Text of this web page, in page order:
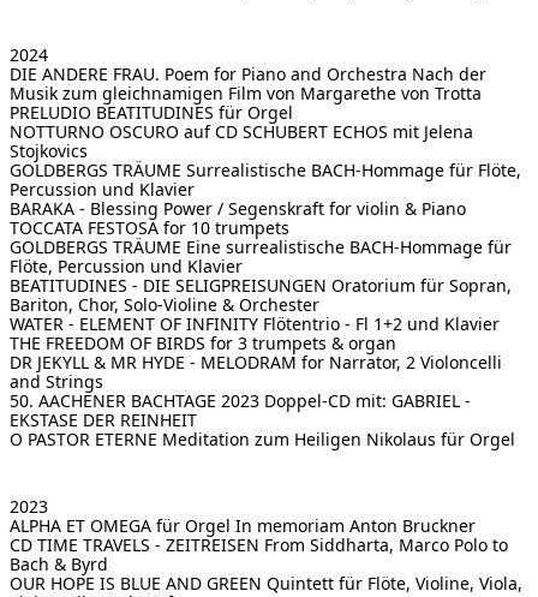
2024
DIE ANDERE FRAU. Poem for Piano and Orchestra Nach der
Musik zum gleichnamigen Film von Margarethe von Trotta
PRELUDIO BEATITUDINES für Orgel
NOTTURNO OSCURO auf CD SCHUBERT ECHOS mit Jelena
Stojkovics
GOLDBERGS TRÄUME Surrealistische BACH-Hommage für Flöte,
Percussion und Klavier
BARAKA - Blessing Power / Segenskraft for violin & Piano
TOCCATA FESTOSA for 10 trumpets
GOLDBERGS TRÄUME Eine surrealistische BACH-Hommage für
Flöte, Percussion und Klavier
BEATITUDINES - DIE SELIGPREISUNGEN Oratorium für Sopran,
Bariton, Chor, Solo-Violine & Orchester
WATER - ELEMENT OF INFINITY Flötentrio - Fl 1+2 und Klavier
THE FREEDOM OF BIRDS for 3 trumpets & organ
DR JEKYLL & MR HYDE - MELODRAM for Narrator, 2 Violoncelli
and Strings
50. AACHENER BACHTAGE 2023 Doppel-CD mit: GABRIEL -
EKSTASE DER REINHEIT
O PASTOR ETERNE Meditation zum Heiligen Nikolaus für Orgel
2023
ALPHA ET OMEGA für Orgel In memoriam Anton Bruckner
CD TIME TRAVELS - ZEITREISEN From Siddharta, Marco Polo to
Bach & Byrd
OUR HOPE IS BLUE AND GREEN Quintett für Flöte, Violine, Viola,